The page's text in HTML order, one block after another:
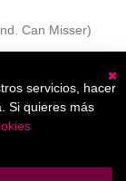
Can Misser)
servicios, hacer
Si quieres más